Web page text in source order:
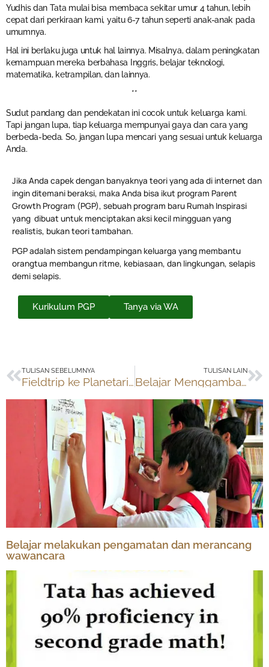
Yudhis dan Tata mulai bisa membaca sekitar umur 4 tahun, lebih
cepat dari perkiraan kami, yaitu 6-7 tahun seperti anak-anak pada
umumnya.
Hal ini berlaku juga untuk hal lainnya. Misalnya, dalam peningkatan
kemampuan mereka berbahasa Inggris, belajar teknologi,
matematika, ketrampilan, dan lainnya.
**
Sudut pandang dan pendekatan ini cocok untuk keluarga kami.
Tapi jangan lupa, tiap keluarga mempunyai gaya dan cara yang
berbeda-beda. So, jangan lupa mencari yang sesuai untuk keluarga
Anda.
Jika Anda capek dengan banyaknya teori yang ada di internet dan
ingin ditemani beraksi, maka Anda bisa ikut program Parent
Growth Program (PGP), sebuah program baru Rumah Inspirasi
yang dibuat untuk menciptakan aksi kecil mingguan yang
realistis, bukan teori tambahan.
PGP adalah sistem pendampingan keluarga yang membantu
orangtua membangun ritme, kebiasaan, dan lingkungan, selapis
demi selapis.
Kurikulum PGP Tanya via WA
Prev
TULISAN SEBELUMNYA
Fieldtrip ke Planetarium TIM
TULISAN LAIN
Belajar Menggambar dengan Photoshop
Belajar melakukan pengamatan dan merancang
wawancara